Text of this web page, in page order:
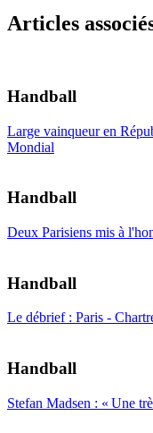
Articles
Handball
Large vainqueur en
Mondial
Handball
Deux Parisiens mis à
Handball
Le débrief : Paris -
Handball
Stefan Madsen : « Une